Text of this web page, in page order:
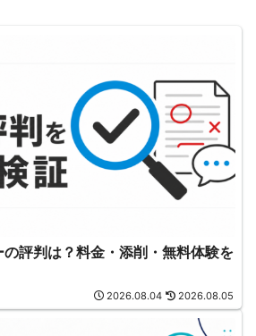
評判は？料金・添削・無料体験を
2026.08.04 2026.08.05